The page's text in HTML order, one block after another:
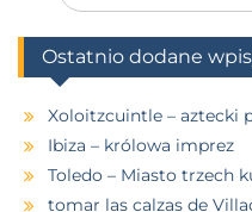
Ostatnio dodane
Xoloitzcuintle – aztecki
Ibiza – królowa imprez
Toledo – Miasto trzech
tomar las calzas de